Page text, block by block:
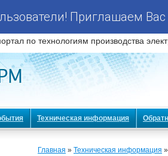
Приглашаем
по технологиям производства
Техническая информация
Главная » Техническая информация